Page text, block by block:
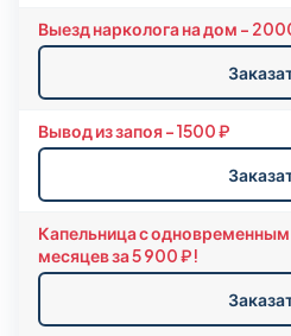
Выезд нарколога на дом -
Вывод из запоя - 1500 ₽
Капельница с одновременным
месяцев за 5 900 ₽!